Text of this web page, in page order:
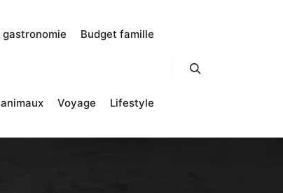
Budget famille
Voyage Lifestyle